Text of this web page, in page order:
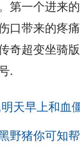
第一个进来
口带来的疼
奇超变坐骑
.
天早上和血
野猪你可知